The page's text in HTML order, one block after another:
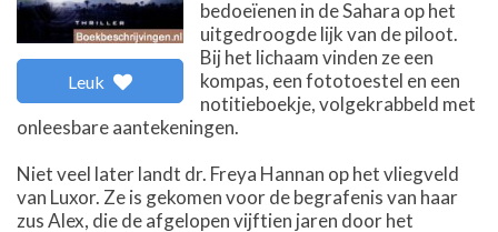
Leuk
bedoeïenen in de Sahara op het
uitgedroogde lijk van de piloot.
Bij het lichaam vinden ze een
kompas, een fototoestel en een
notitieboekje, volgekrabbeld met
onleesbare aantekeningen.
Niet veel later landt dr. Freya Hannan op het vliegveld
van Luxor. Ze is gekomen voor de begrafenis van haar
zus Alex, die de afgelopen vijftien jaren door het